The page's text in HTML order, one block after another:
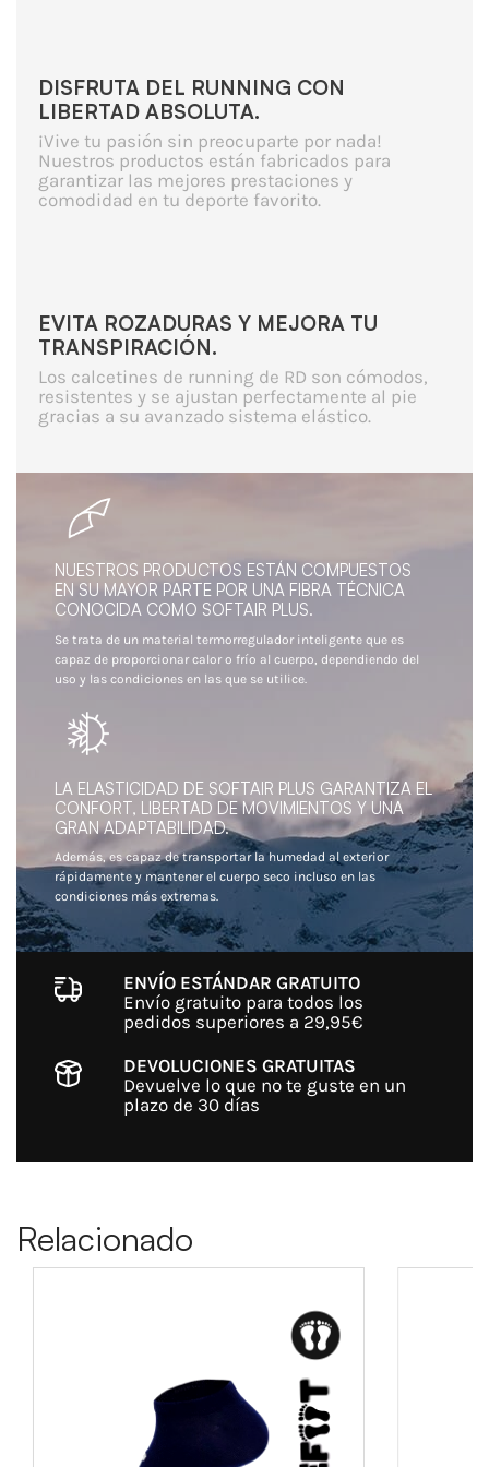
DISFRUTA DEL RUNNING CON
LIBERTAD ABSOLUTA.
¡Vive tu pasión sin preocuparte por nada!
Nuestros productos están fabricados para
garantizar las mejores prestaciones y
comodidad en tu deporte favorito.
EVITA ROZADURAS Y MEJORA TU
TRANSPIRACIÓN.
Los calcetines de running de RD son cómodos,
resistentes y se ajustan perfectamente al pie
gracias a su avanzado sistema elástico.
NUESTROS PRODUCTOS ESTÁN COMPUESTOS
EN SU MAYOR PARTE POR UNA FIBRA TÉCNICA
CONOCIDA COMO SOFTAIR PLUS.
Se trata de un material termorregulador inteligente que es
capaz de proporcionar calor o frío al cuerpo, dependiendo del
uso y las condiciones en las que se utilice.
LA ELASTICIDAD DE SOFTAIR PLUS GARANTIZA EL
CONFORT, LIBERTAD DE MOVIMIENTOS Y UNA
GRAN ADAPTABILIDAD.
Además, es capaz de transportar la humedad al exterior
rápidamente y mantener el cuerpo seco incluso en las
condiciones más extremas.
ENVÍO ESTÁNDAR GRATUITO
Envío gratuito para todos los
pedidos superiores a 29,95€
DEVOLUCIONES GRATUITAS
Devuelve lo que no te guste en un
plazo de 30 días
Relacionado